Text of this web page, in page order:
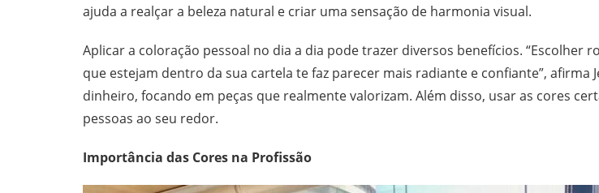
ajuda a realçar a beleza natural e criar uma sensação de harmonia visual.
Aplicar a coloração pessoal no dia a dia pode trazer diversos benefícios. “Escolher
que estejam dentro da sua cartela te faz parecer mais radiante e confiante”, afirma
dinheiro, focando em peças que realmente valorizam. Além disso, usar as cores
pessoas ao seu redor.
Importância das Cores na Profissão